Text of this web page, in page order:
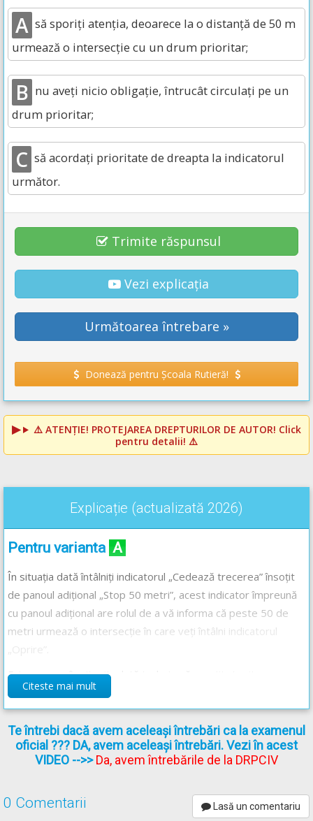
A să sporiți atenția, deoarece la o distanță de 50 m
urmează o intersecție cu un drum prioritar;
B nu aveți nicio obligație, întrucât circulați pe un
drum prioritar;
C să acordați prioritate de dreapta la indicatorul
următor.
Trimite răspunsul
Vezi explicația
Următoarea întrebare »
Donează pentru Școala Rutieră!
⚠️ ATENȚIE! PROTEJAREA DREPTURILOR DE AUTOR! Click
pentru detalii! ⚠️
Explicație (actualizată 2026)
Pentru variantaA
În situația dată întâlniți indicatorul „Cedează trecerea” însoțit
de panoul adițional „Stop 50 metri”, acest indicator împreună
cu panoul adițional are rolul de a vă informa că peste 50 de
metri urmează o intersecție în care veți întâlni indicatorul
Prin urmare, în situația dată trebuie să sporiți atenția
deoarece peste 50 de metri urmează o intersecție cu un
drum care are prioritate, unde trebuie să opriți și să acordați
prioritate de trecere.
Indicatorul împreună cu panoul adițional vă informează că vă
Citeste mai mult
Te întrebi dacă avem aceleași întrebări ca la examenul
oficial ??? DA, avem aceleași întrebări. Vezi în acest
VIDEO -->>Da, avem întrebările de la DRPCIV
0 Comentarii Lasă un comentariu